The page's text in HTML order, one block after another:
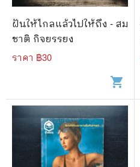
ฝันให้ไกลแล้วไปให้ถึง - สม
ชาติ กิจยรรยง
ราคา ฿30
shopping_cart